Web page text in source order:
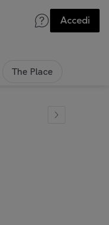
Accedi
The Place